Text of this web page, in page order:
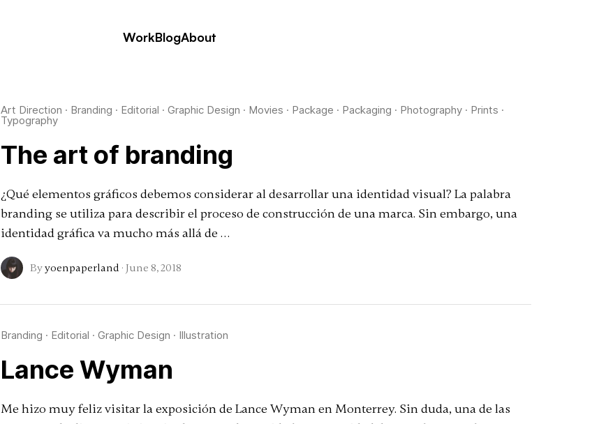
WorkBlogAbout
Art Direction · Branding · Editorial · Graphic Design · Movies · Package · Packaging · Photography · Prints ·
Typography
The art of branding
¿Qué elementos gráficos debemos considerar al desarrollar una identidad visual? La palabra
branding se utiliza para describir el proceso de construcción de una marca. Sin embargo, una
identidad gráfica va mucho más allá de …
Byyoenpaperland · June 8, 2018
Branding · Editorial · Graphic Design · Illustration
Lance Wyman
Me hizo muy feliz visitar la exposición de Lance Wyman en Monterrey. Sin duda, una de las